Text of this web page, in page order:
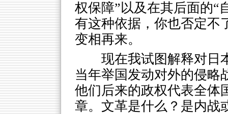
权保障”以及在其后面的“
有这种依据，你也否定不
变相再来。
现在我试图解释对日
当年举国发动对外的侵略
他们后来的政权代表全体
章。文革是什么？是内战